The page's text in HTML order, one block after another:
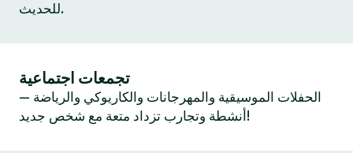
للحديث.
تجمعات اجتماعية
الحفلات الموسيقية والمهرجانات والكاريوكي والرياضة —
أنشطة وتجارب تزداد متعة مع شخص جديد!